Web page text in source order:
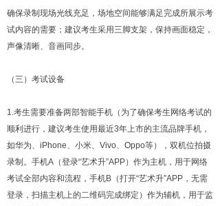
确保录制现场光线充足，场地空间能够满足完成所展示考
试内容的需要；建议考生采用三脚支架，保持画面稳定，
声像清晰、音画同步。
（三）考试设备
1.考生需要准备两部智能手机（为了确保考生网络考试的
顺利进行，建议考生使用最近3年上市的主流品牌手机，
如华为、iPhone、小米、Vivo、Oppo等），双机位拍摄
录制。手机A（登录“艺术升”APP）作为主机，用于网络
考试全部内容和流程，手机B（打开“艺术升”APP，无需
登录，扫描主机上的二维码完成绑定）作为辅机，用于监